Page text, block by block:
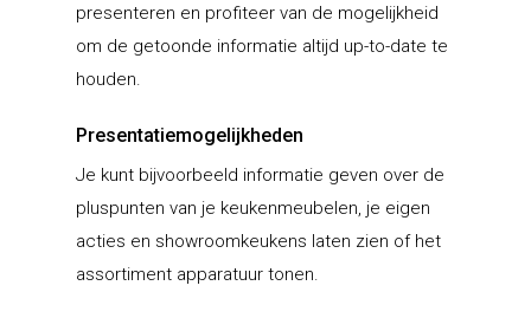
presenteren en profiteer van de mogelijkheid
om de getoonde informatie altijd up-to-date te
houden.
Presentatiemogelijkheden
Je kunt bijvoorbeeld informatie geven over de
pluspunten van je keukenmeubelen, je eigen
acties en showroomkeukens laten zien of het
assortiment apparatuur tonen.